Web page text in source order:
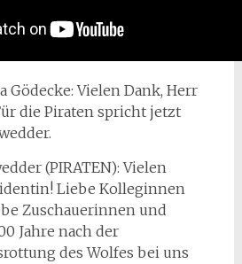
Gödecke: Vielen Dank, Herr
die Piraten spricht jetzt
(PIRATEN): Vielen
Liebe Kolleginnen
Zuschauerinnen und
Jahre nach der
des Wolfes bei uns